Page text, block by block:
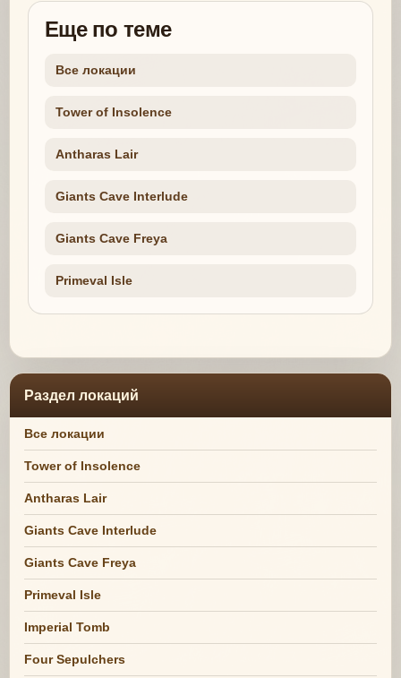
Еще по теме
Все локации
Tower of Insolence
Antharas Lair
Giants Cave Interlude
Giants Cave Freya
Primeval Isle
Раздел локаций
Все локации
Tower of Insolence
Antharas Lair
Giants Cave Interlude
Giants Cave Freya
Primeval Isle
Imperial Tomb
Four Sepulchers